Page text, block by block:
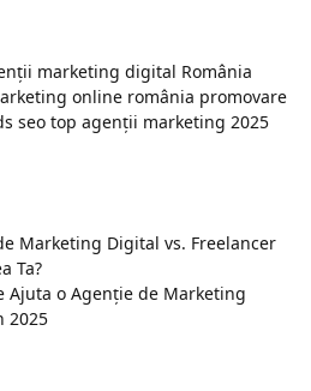
marketing digital România
online românia promovare
seo top agenții marketing 2025
Marketing Digital vs. Freelancer
Ta?
Ajuta o Agenție de Marketing
2025